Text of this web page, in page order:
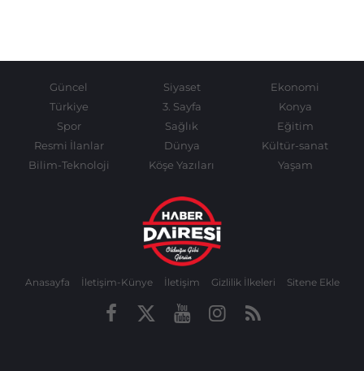
Güncel Siyaset
Ekonomi
Türkiye
3. Sayfa
Konya
Spor
Sağlık
Eğitim
Resmi İlanlar
Dünya
Kültür-sanat
Bilim-Teknoloji
Köşe Yazıları Yaşam
Anasayfa İletişim-Künye İletişim Gizlilik İlkeleri Sitene Ekle